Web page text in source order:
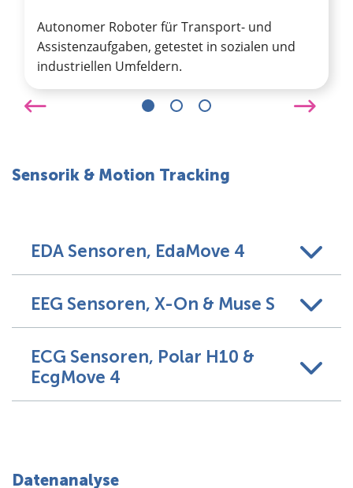
Autonomer Roboter für Transport- und
Assistenzaufgaben, getestet in sozialen und
industriellen Umfeldern.
Sensorik & Motion Tracking
EDA Sensoren, EdaMove 4
EEG Sensoren, X-On & Muse S
ECG Sensoren, Polar H10 &
EcgMove 4
Datenanalyse